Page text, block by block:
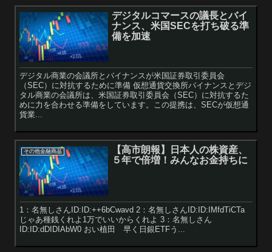
デジタルコマースの議長とバイ
ナンス、米国SECを打ち破る準
備を加速
デジタル商業の会議所とバイナンスが米国証券取引委員会
（SEC）に対抗するために準備 仮想通貨交換所バイナンスとデジ
タル商業の会議所は、米国証券取引委員会（SEC）に対抗するた
めに力を合わせる準備をしています。この提携は、SECが仮想通
貨業...
その他金融商品
【高市朗報】日本人の株資産、
５年で倍増！みんなお金持ちに
1：名無しさんID:ID:++6bCwavd 2：名無しさんID:ID:IMfdTiCTa
じゃあ種銭くれよ1万でいいからくれよ 3：名無しさん
ID:ID:dDIDIAbW0 おい植田 早く日銀ETFう...